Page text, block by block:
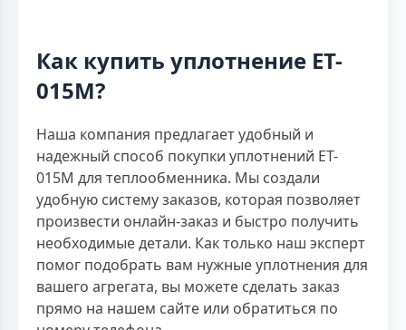
Как купить уплотнение ET-
015M?
Наша компания предлагает удобный и
надежный способ покупки уплотнений ET-
015M для теплообменника. Мы создали
удобную систему заказов, которая позволяет
произвести онлайн-заказ и быстро получить
необходимые детали. Как только наш эксперт
помог подобрать вам нужные уплотнения для
вашего агрегата, вы можете сделать заказ
прямо на нашем сайте или обратиться по